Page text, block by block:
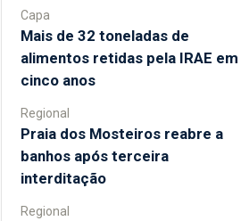
Capa
Mais de 32 toneladas de
alimentos retidas pela IRAE em
cinco anos
Regional
Praia dos Mosteiros reabre a
banhos após terceira
interditação
Regional